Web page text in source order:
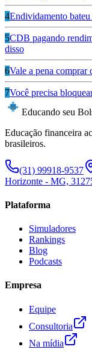
4Endividamento
5CDB pagando
disso
6Vale a pena comprar
7Você precisa
Educando seu
Educação financeira
brasileiros.
(31) 99918-9537
Horizonte - MG,
Plataforma
Simuladores
Rankings
Blog
Podcasts
Empresa
Equipe
Consultoria
Na mídia